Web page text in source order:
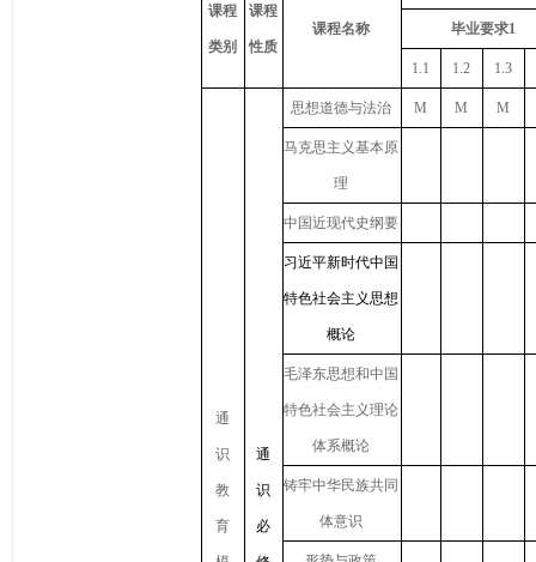
课程
类别
课程
性质
课程名称 毕业要求1
1.1 1.2 1.3
通
识
教
育
通
识
必
思想道德与法治 M M M
马克思主义基本原
理
中国近现代史纲要
习近平新时代中国
特色社会主义思想
概论
毛泽东思想和中国
特色社会主义理论
体系概论
铸牢中华民族共同
体意识